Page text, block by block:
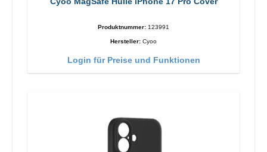
Produktnummer: 123991
Hersteller: Cyoo
Login für Preise und Funktionen